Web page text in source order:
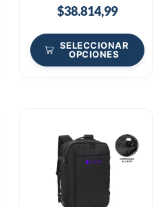
$38.814,99
SELECCIONAR
OPCIONES